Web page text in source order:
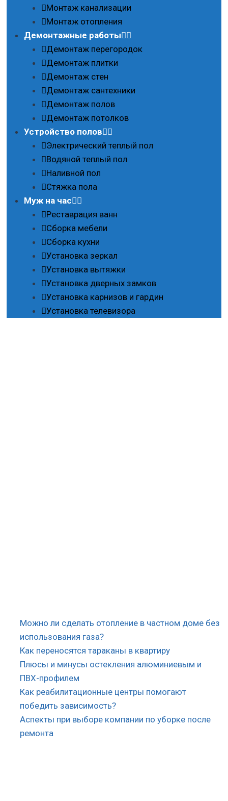
Монтаж канализации
Монтаж отопления
Демонтажные работы
Демонтаж перегородок
Демонтаж плитки
Демонтаж стен
Демонтаж сантехники
Демонтаж полов
Демонтаж потолков
Устройство полов
Электрический теплый пол
Водяной теплый пол
Наливной пол
Стяжка пола
Муж на час
Реставрация ванн
Сборка мебели
Сборка кухни
Установка зеркал
Установка вытяжки
Установка дверных замков
Установка карнизов и гардин
Установка телевизора
Можно ли сделать отопление в частном доме без
использования газа?
Как переносятся тараканы в квартиру
Плюсы и минусы остекления алюминиевым и
ПВХ-профилем
Как реабилитационные центры помогают
победить зависимость?
Аспекты при выборе компании по уборке после
ремонта